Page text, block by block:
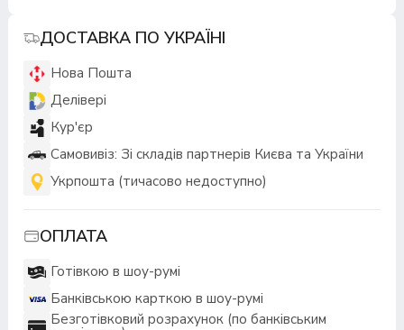
ДОСТАВКА ПО УКРАЇНІ
Нова Пошта
Делівері
Кур'єр
Самовивіз: Зі складів партнерів Києва та України
Укрпошта (тичасово недоступно)
ОПЛАТА
Готівкою в шоу-румі
Банківською карткою в шоу-румі
Безготівковий розрахунок (по банківським